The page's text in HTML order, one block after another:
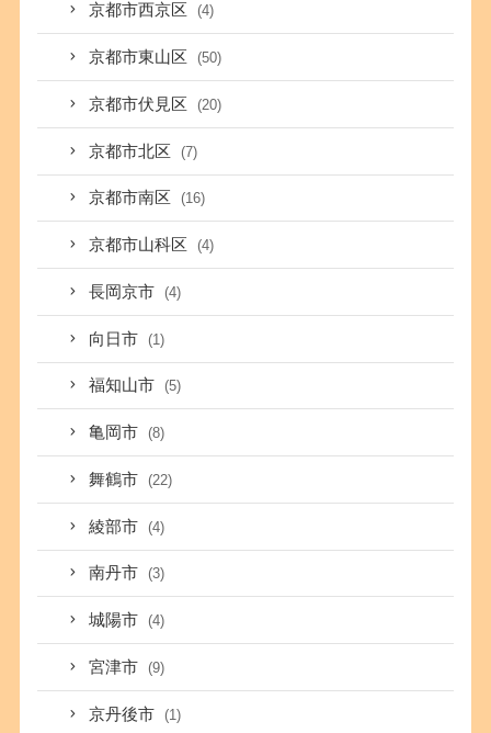
京都市西京区 (4)
京都市東山区 (50)
京都市伏見区 (20)
京都市北区 (7)
京都市南区 (16)
京都市山科区 (4)
長岡京市 (4)
向日市 (1)
福知山市 (5)
亀岡市 (8)
舞鶴市 (22)
綾部市 (4)
南丹市 (3)
城陽市 (4)
宮津市 (9)
京丹後市 (1)